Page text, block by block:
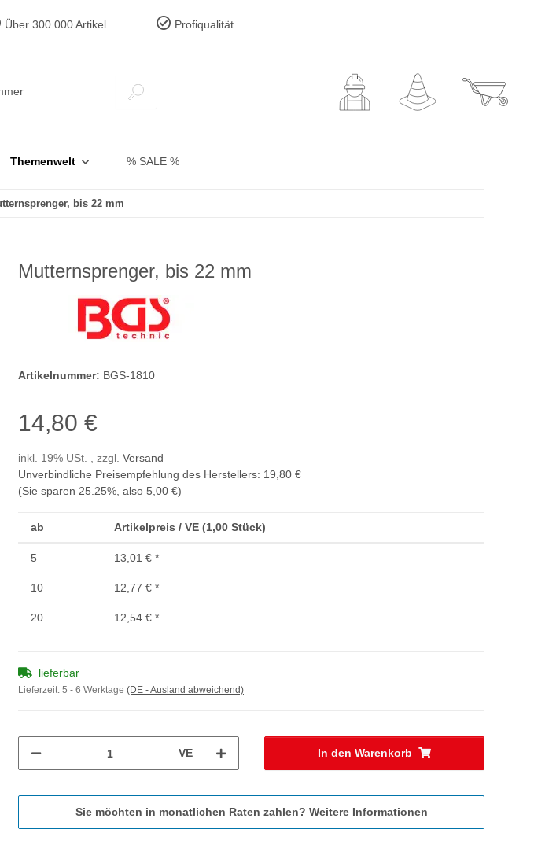
Über 300.000 Artikel Profiqualität
Themenwelt % SALE %
bis 22 mm
Mutternsprenger, bis 22 mm
Artikelnummer: BGS-1810
14,80 €
inkl. 19% USt. , zzgl. Versand
Unverbindliche Preisempfehlung des Herstellers: 19,80 €
(Sie sparen 25.25%, also 5,00 €)
ab Artikelpreis / VE (1,00 Stück)
5 13,01 € *
10 12,77 € *
20 12,54 € *
lieferbar
Lieferzeit: 5 - 6 Werktage (DE - Ausland abweichend)
VE In den Warenkorb
Sie möchten in monatlichen Raten zahlen? Weitere Informationen